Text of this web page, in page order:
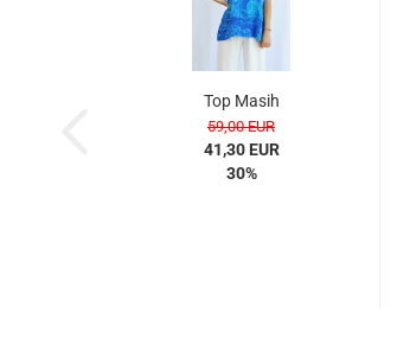
Top Masih
59,00 EUR
41,30 EUR
30%